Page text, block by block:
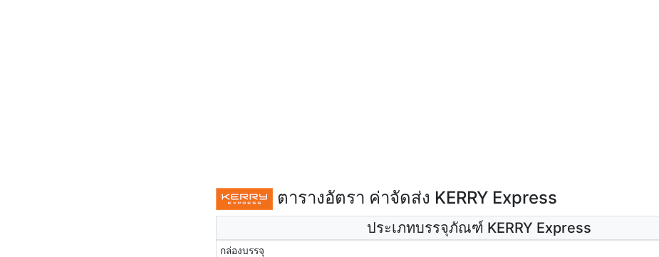
ตารางอัตรา ค่าจัดส่ง KERRY Express
ประเภทบรรจุภัณฑ์ KERRY Express
กล่องบรรจุ